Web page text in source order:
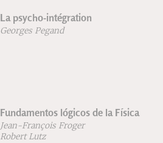
La psycho-intégration
Georges Pegand
Fundamentos lógicos de la Física
Jean-François Froger
Robert Lutz